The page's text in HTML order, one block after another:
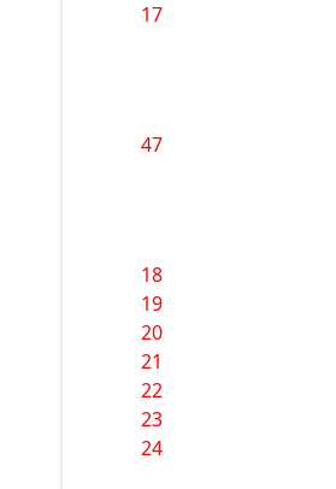
17
47
18
19
20
21
22
23
24